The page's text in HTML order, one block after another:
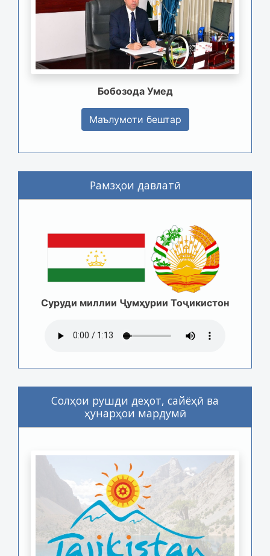
Бобозода Умед
Маълумоти бештар
Рамзҳои давлатӣ
Суруди миллии Ҷумҳурии Тоҷикистон
Солҳои рушди деҳот, сайёҳӣ ва
ҳунарҳои мардумӣ